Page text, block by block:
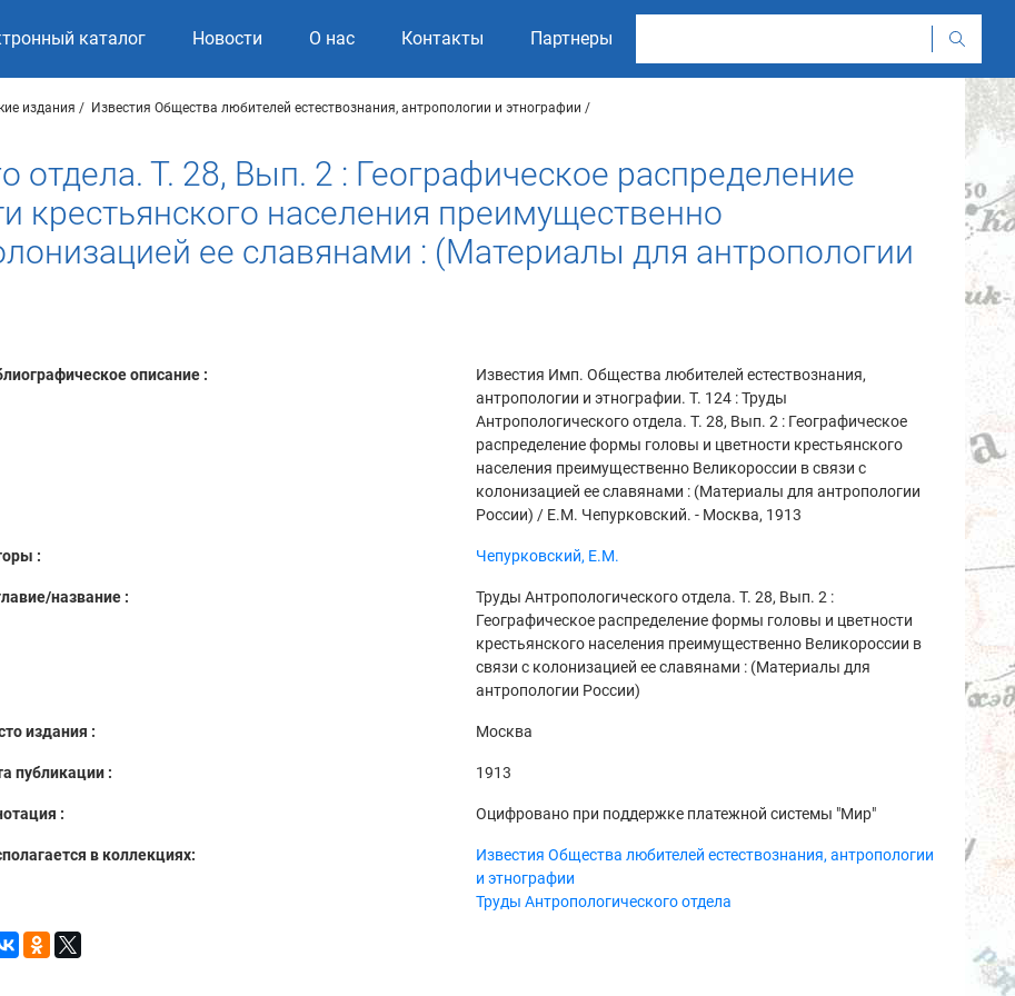
каталог Новости О нас Контакты Партнеры
издания Известия Общества любителей естествознания, антропологии и этнографии
отдела. Т. 28, Вып. 2 : Географическое распределение
крестьянского населения преимущественно
ее славянами : (Материалы для антропологии
описание :
Известия Имп. Общества любителей естествознания,
антропологии и этнографии. Т. 124 : Труды
Антропологического отдела. Т. 28, Вып. 2 : Географическое
распределение формы головы и цветности крестьянского
населения преимущественно Великороссии в связи с
колонизацией ее славянами : (Материалы для антропологии
России) / Е.М. Чепурковский. - Москва, 1913
: Чепурковский, Е.М.
название :
Труды Антропологического отдела. Т. 28, Вып. 2 :
Географическое распределение формы головы и цветности
крестьянского населения преимущественно Великороссии в
связи с колонизацией ее славянами : (Материалы для
антропологии России)
издания : Москва
публикации : 1913
: Оцифровано при поддержке платежной системы "Мир"
в коллекциях:
Известия Общества любителей естествознания, антропологии
и этнографии
Труды Антропологического отдела